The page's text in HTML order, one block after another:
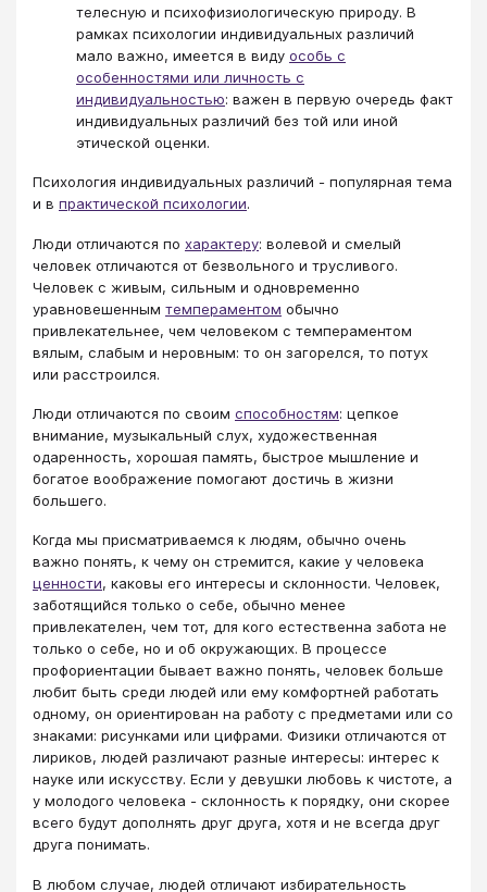
телесную и психофизиологическую природу. В
рамках психологии индивидуальных различий
мало важно, имеется в виду особь с
особенностями или личность с
индивидуальностью: важен в первую очередь факт
индивидуальных различий без той или иной
этической оценки.
Психология индивидуальных различий - популярная тема
и в практической психологии.
Люди отличаются по характеру: волевой и смелый
человек отличаются от безвольного и трусливого.
Человек с живым, сильным и одновременно
уравновешенным темпераментом обычно
привлекательнее, чем человеком с темпераментом
вялым, слабым и неровным: то он загорелся, то потух
или расстроился.
Люди отличаются по своим способностям: цепкое
внимание, музыкальный слух, художественная
одаренность, хорошая память, быстрое мышление и
богатое воображение помогают достичь в жизни
большего.
Когда мы присматриваемся к людям, обычно очень
важно понять, к чему он стремится, какие у человека
ценности, каковы его интересы и склонности. Человек,
заботящийся только о себе, обычно менее
привлекателен, чем тот, для кого естественна забота не
только о себе, но и об окружающих. В процессе
профориентации бывает важно понять, человек больше
любит быть среди людей или ему комфортней работать
одному, он ориентирован на работу с предметами или со
знаками: рисунками или цифрами. Физики отличаются от
лириков, людей различают разные интересы: интерес к
науке или искусству. Если у девушки любовь к чистоте, а
у молодого человека - склонность к порядку, они скорее
всего будут дополнять друг друга, хотя и не всегда друг
друга понимать.
В любом случае, людей отличают избирательность